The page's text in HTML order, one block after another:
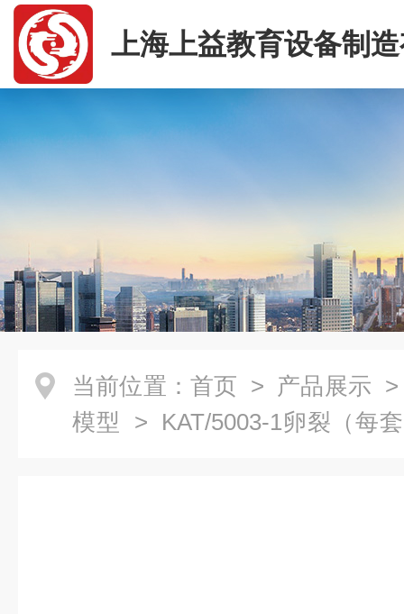
上海上益教育设备制
司
当前位置： 首页 > 产品展示
模型 > KAT/5003-1卵裂（每